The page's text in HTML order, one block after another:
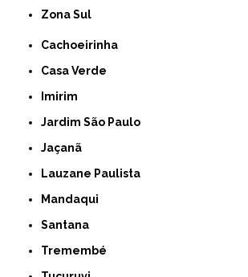
Zona Sul
Cachoeirinha
Casa Verde
Imirim
Jardim São Paulo
Jaçanã
Lauzane Paulista
Mandaqui
Santana
Tremembé